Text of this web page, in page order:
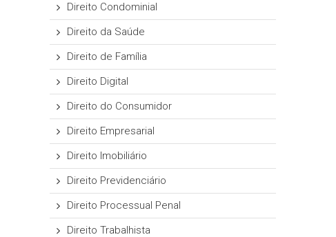
Direito Condominial
Direito da Saúde
Direito de Família
Direito Digital
Direito do Consumidor
Direito Empresarial
Direito Imobiliário
Direito Previdenciário
Direito Processual Penal
Direito Trabalhista